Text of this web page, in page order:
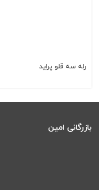
رله سه قلو پراید
بازرگانی امین